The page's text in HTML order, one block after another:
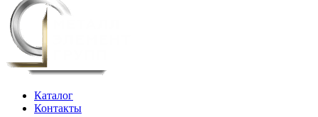
Каталог
Контакты